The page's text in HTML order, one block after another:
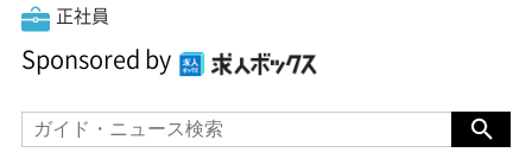
正社員
Sponsored by